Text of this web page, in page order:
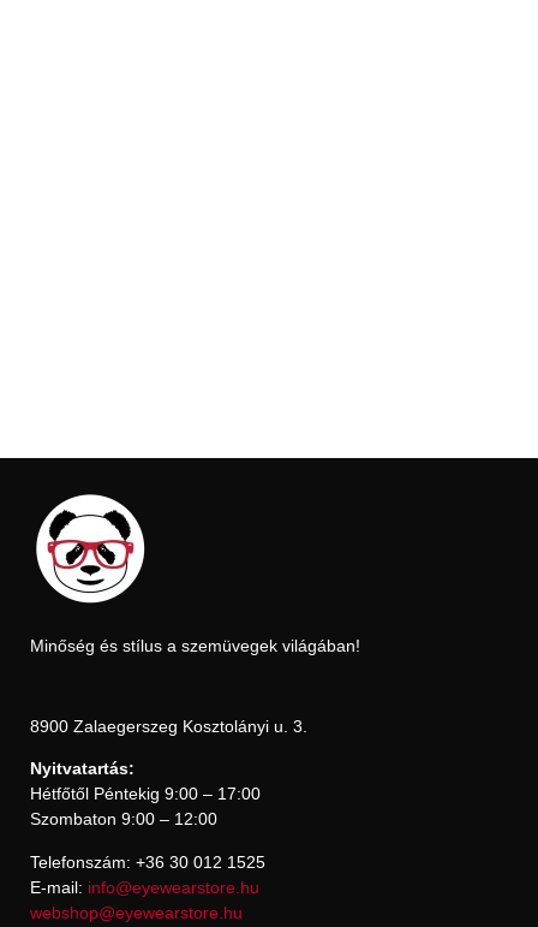
Minőség és stílus a szemüvegek világában!
8900 Zalaegerszeg Kosztolányi u. 3.
Nyitvatartás:
Hétfőtől Péntekig 9:00 – 17:00
Szombaton 9:00 – 12:00
Telefonszám: +36 30 012 1525
E-mail: info@eyewearstore.hu
webshop@eyewearstore.hu